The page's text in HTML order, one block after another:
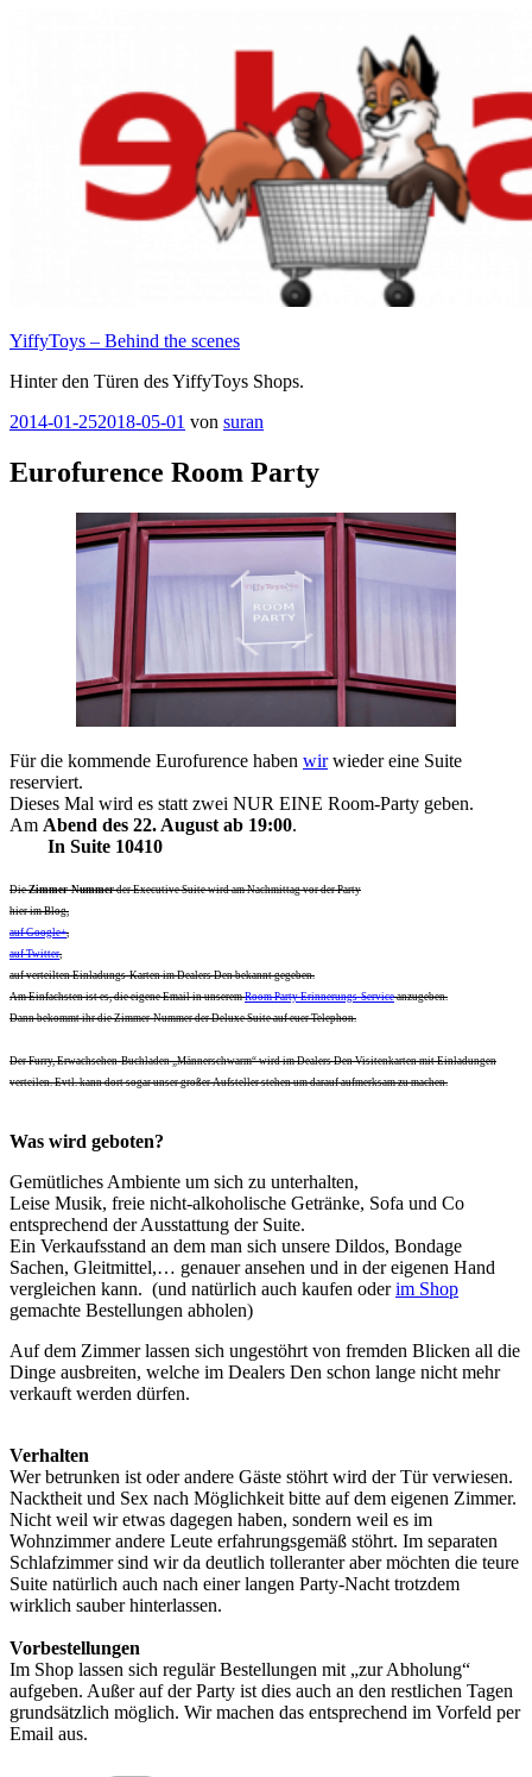
YiffyToys – Behind the scenes
Hinter den Türen des YiffyToys Shops.
Veröffentlicht
2014-01-252018-05-01 von suran
Eurofurence Room Party
Für die kommende Eurofurence haben wirwieder eine Suite
reserviert.
Dieses Mal wird es statt zwei NUR EINE Room-Party geben.
Am Abend des 22. August ab 19:00.
In Suite 10410
DieZimmer-Nummerder Executive Suite wird am Nachmittag vor der Party
hier im Blog,
auf Google+,
auf Twitter,
auf verteilten Einladungs-Karten im Dealers Den bekannt gegeben.
Am Einfachsten ist es, die eigene Email in unseremRoom Party Erinnerungs-Serviceanzugeben.
Dann bekommt ihr die Zimmer-Nummer der Deluxe Suite auf euer Telephon.
Der Furry, Erwachsehen-Buchladen „Männerschwarm“ wird im Dealers Den Visitenkarten mit Einladungen
verteilen. Evtl. kann dort sogar unser großer Aufsteller stehen um darauf aufmerksam zu machen.
Was wird geboten?
Gemütliches Ambiente um sich zu unterhalten,
Leise Musik, freie nicht-alkoholische Getränke, Sofa und Co
entsprechend der Ausstattung der Suite.
Ein Verkaufsstand an dem man sich unsere Dildos, Bondage
Sachen, Gleitmittel,… genauer ansehen und in der eigenen Hand
vergleichen kann. (und natürlich auch kaufen oderim Shop
gemachte Bestellungen abholen)
Auf dem Zimmer lassen sich ungestöhrt von fremden Blicken all die
Dinge ausbreiten, welche im Dealers Den schon lange nicht mehr
verkauft werden dürfen.
Verhalten
Wer betrunken ist oder andere Gäste stöhrt wird der Tür verwiesen.
Nacktheit und Sex nach Möglichkeit bitte auf dem eigenen Zimmer.
Nicht weil wir etwas dagegen haben, sondern weil es im
Wohnzimmer andere Leute erfahrungsgemäß stöhrt. Im separaten
Schlafzimmer sind wir da deutlich tolleranter aber möchten die teure
Suite natürlich auch nach einer langen Party-Nacht trotzdem
wirklich sauber hinterlassen.
Vorbestellungen
Im Shop lassen sich regulär Bestellungen mit „zur Abholung“
aufgeben. Außer auf der Party ist dies auch an den restlichen Tagen
grundsätzlich möglich. Wir machen das entsprechend im Vorfeld per
Email aus.